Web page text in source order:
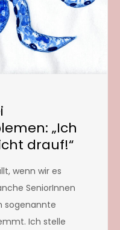
„Ich
drauf!“
wenn wir es
SeniorInnen
sogenannte
Ich stelle